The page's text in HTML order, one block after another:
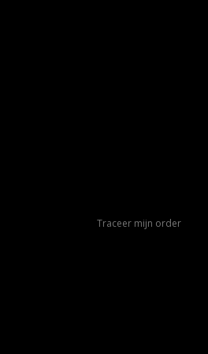
Traceer mijn order